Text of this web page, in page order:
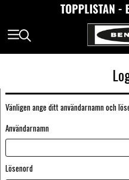
Vänligen ange ditt användarnamn och
Användarnamn
Lösenord